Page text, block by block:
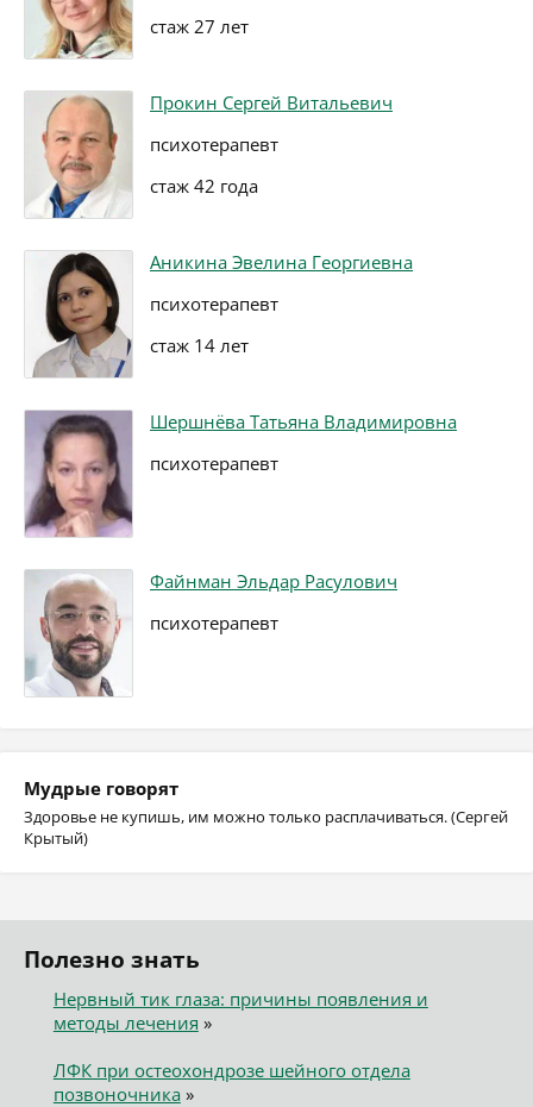
стаж 27 лет
Прокин Сергей Витальевич
психотерапевт
стаж 42 года
Аникина Эвелина Георгиевна
психотерапевт
стаж 14 лет
Шершнёва Татьяна Владимировна
психотерапевт
Файнман Эльдар Расулович
психотерапевт
Мудрые говорят
Здоровье не купишь, им можно только расплачиваться. (Сергей
Крытый)
Полезно знать
Нервный тик глаза: причины появления и
методы лечения »
ЛФК при остеохондрозе шейного отдела
позвоночника»